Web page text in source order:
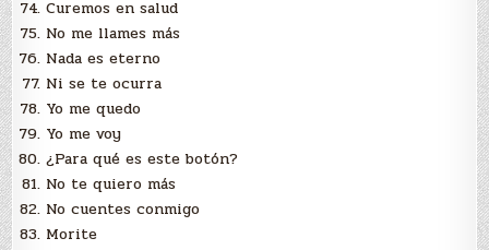
Curemos en salud
No me llames más
Nada es eterno
Ni se te ocurra
Yo me quedo
Yo me voy
¿Para qué es este botón?
No te quiero más
No cuentes conmigo
Morite